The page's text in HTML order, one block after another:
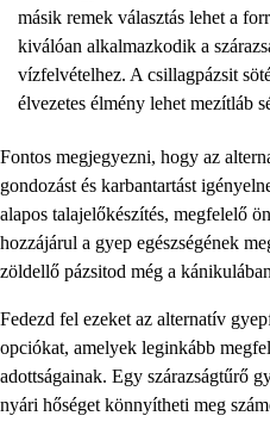
másik remek választás lehet a
kiválóan alkalmazkodik a
vízfelvételhez. A csillagpázsit
élvezetes élmény lehet mezítláb
Fontos megjegyezni, hogy az
gondozást és karbantartást
alapos talajelőkészítés, megfelelő
hozzájárul a gyep egészségének
zöldellő pázsitod még a
Fedezd fel ezeket az alternatív
opciókat, amelyek leginkább
adottságainak. Egy szárazságtűrő
nyári hőséget könnyítheti meg